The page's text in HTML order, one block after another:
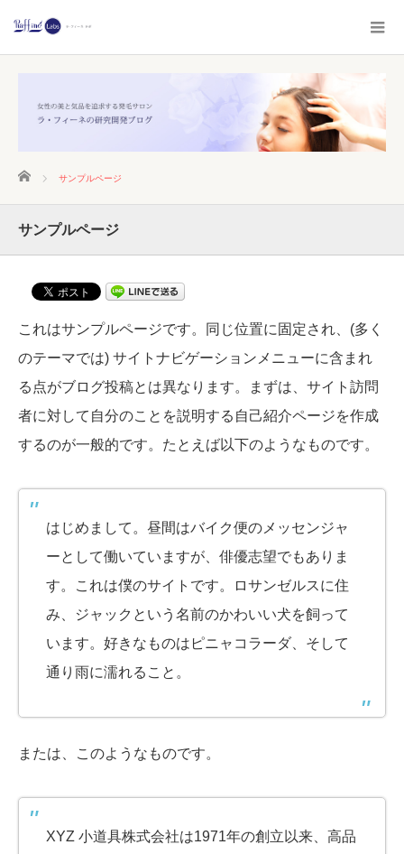
ホーム サンプルページ
サンプルページ
これはサンプルページです。同じ位置に固定され、(多く
のテーマでは) サイトナビゲーションメニューに含まれ
る点がブログ投稿とは異なります。まずは、サイト訪問
者に対して自分のことを説明する自己紹介ページを作成
するのが一般的です。たとえば以下のようなものです。
はじめまして。昼間はバイク便のメッセンジャ
ーとして働いていますが、俳優志望でもありま
す。これは僕のサイトです。ロサンゼルスに住
み、ジャックという名前のかわいい犬を飼って
います。好きなものはピニャコラーダ、そして
通り雨に濡れること。
または、このようなものです。
XYZ 小道具株式会社は1971年の創立以来、高品